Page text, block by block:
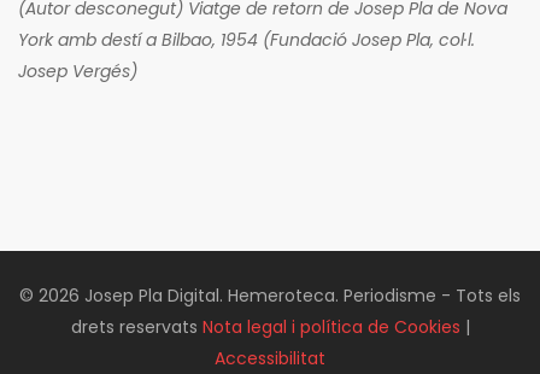
(Autor desconegut) Viatge de retorn de Josep Pla de Nova
York amb destí a Bilbao, 1954 (Fundació Josep Pla, col·l.
Josep Vergés)
© 2026 Josep Pla Digital. Hemeroteca. Periodisme - Tots els
drets reservats Nota legal i política de Cookies |
Accessibilitat